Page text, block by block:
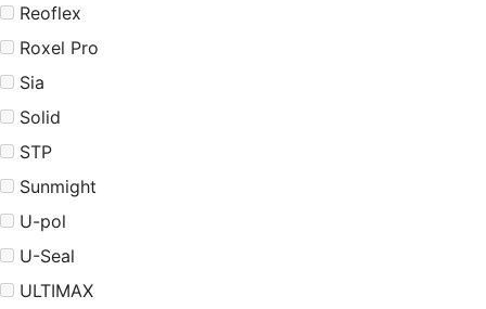
Reoflex
Roxel Pro
Sia
Solid
STP
Sunmight
U-pol
U-Seal
ULTIMAX